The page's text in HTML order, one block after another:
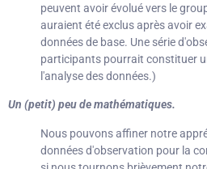
peuvent avoir évolué vers le
auraient été exclus après avoir
données de base. Une série
participants pourrait constituer
l'analyse des données.)
Un (petit) peu de mathématiques.
Nous pouvons affiner notre
données d'observation pour la